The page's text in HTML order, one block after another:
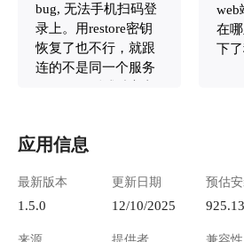
happy codex ``` 把 `xxx` 替换成你的懒猫设备
名。 **4. 在 Happy Web 中远程连接 Happy Cli**
首次启动 `happy`，我们会看到这个界面
[image.png](https://lzc-playground-
1301583638.cos.ap-
择 `Mobile App`，然后就会看到这样的界
[image.png](https://lzc-playground-
1301583638.cos.ap-
9c18-4d29-92d3-d82841da6886.png
复制红色框中的内容，回到 Web 界面中，
bug, 无法手机扫码登
录上。用restore密钥
恢复了也不行，就跟
连的不是同一个服务
web
在
下
应用信息
最新版本
1.5.0
更新日期
12/10/2025
预估